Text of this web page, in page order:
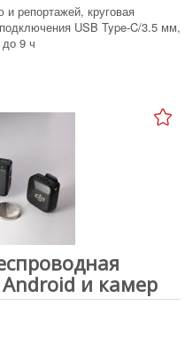
репортажей, круговая
USB Type-C/3.5 мм,
9 ч
и камер